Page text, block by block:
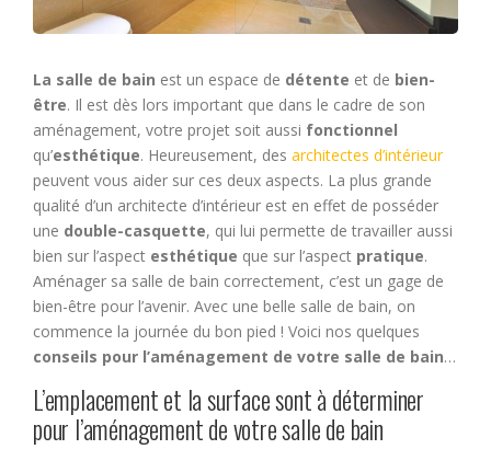
La salle de bain est un espace de détente et de bien-
être. Il est dès lors important que dans le cadre de son
aménagement, votre projet soit aussi fonctionnel
qu’esthétique. Heureusement, des architectes d’intérieur
peuvent vous aider sur ces deux aspects. La plus grande
qualité d’un architecte d’intérieur est en effet de posséder
une double-casquette, qui lui permette de travailler aussi
bien sur l’aspect esthétique que sur l’aspect pratique.
Aménager sa salle de bain correctement, c’est un gage de
bien-être pour l’avenir. Avec une belle salle de bain, on
commence la journée du bon pied ! Voici nos quelques
conseils pour l’aménagement de votre salle de bain…
L’emplacement et la surface sont à déterminer
pour l’aménagement de votre salle de bain